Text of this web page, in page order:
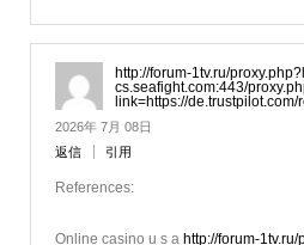
http://forum-1tv.ru/
cs.seafight.com:443/
link=https://
2026年 7月 08日
返信
引用
References:
Online casino u s a http://forum-1tv.ru/